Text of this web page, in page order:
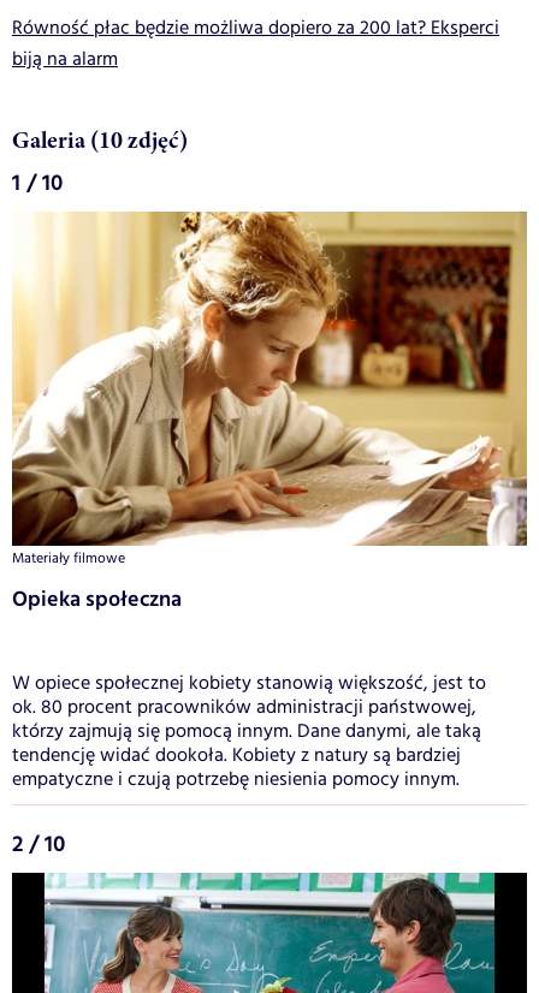
Równość płac będzie możliwa dopiero za 200 lat? Eksperci
biją na alarm
Galeria (10 zdjęć)
1 / 10
Materiały filmowe
Opieka społeczna
W opiece społecznej kobiety stanowią większość, jest to
ok. 80 procent pracowników administracji państwowej,
którzy zajmują się pomocą innym. Dane danymi, ale taką
tendencję widać dookoła. Kobiety z natury są bardziej
empatyczne i czują potrzebę niesienia pomocy innym.
2 / 10